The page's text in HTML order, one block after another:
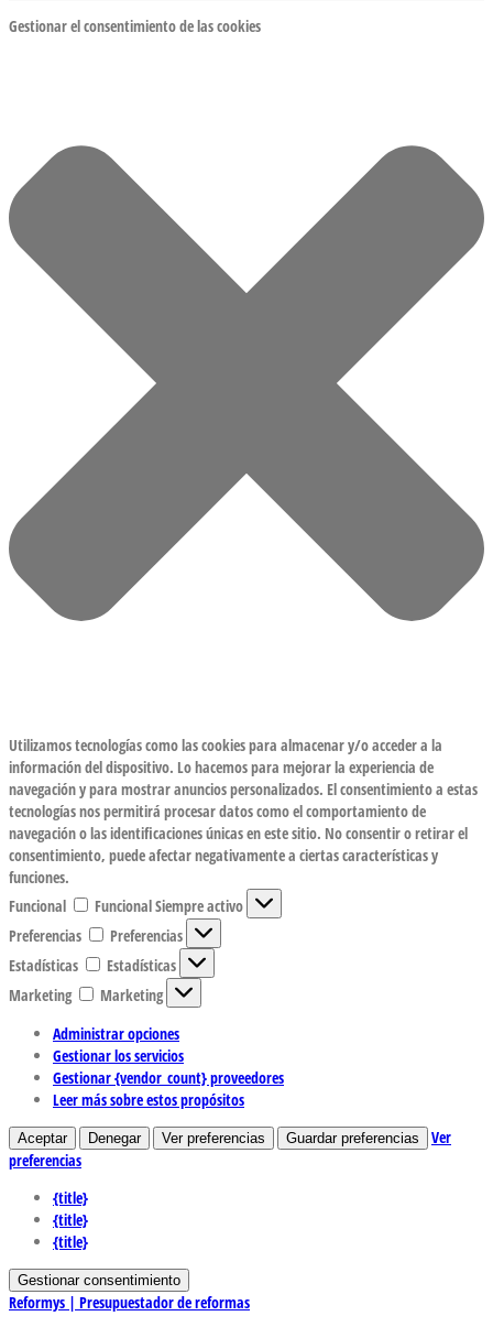
Gestionar el consentimiento de las cookies
Utilizamos tecnologías como las cookies para almacenar y/o acceder a la
información del dispositivo. Lo hacemos para mejorar la experiencia de
navegación y para mostrar anuncios personalizados. El consentimiento a estas
tecnologías nos permitirá procesar datos como el comportamiento de
navegación o las identificaciones únicas en este sitio. No consentir o retirar el
consentimiento, puede afectar negativamente a ciertas características y
funciones.
Funcional
FuncionalSiempre activo
Preferencias
Preferencias
Estadísticas
Estadísticas
Marketing
Marketing
Administrar opciones
Gestionar los servicios
Gestionar {vendor_count} proveedores
Leer más sobre estos propósitos
Aceptar Denegar Ver preferencias Guardar preferencias
Ver
preferencias
{title}
{title}
{title}
Gestionar consentimiento
Reformys | Presupuestador de reformas